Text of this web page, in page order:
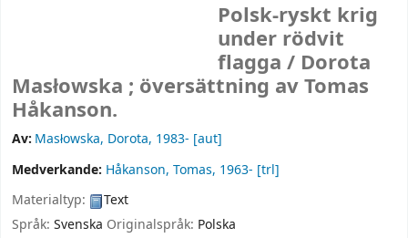
Polsk-ryskt krig
under rödvit
flagga / Dorota
Masłowska ; översättning av Tomas
Håkanson.
Av: Masłowska, Dorota, 1983- [aut]
Medverkande: Håkanson, Tomas, 1963- [trl]
Materialtyp:
Text
Språk: Svenska Originalspråk: Polska